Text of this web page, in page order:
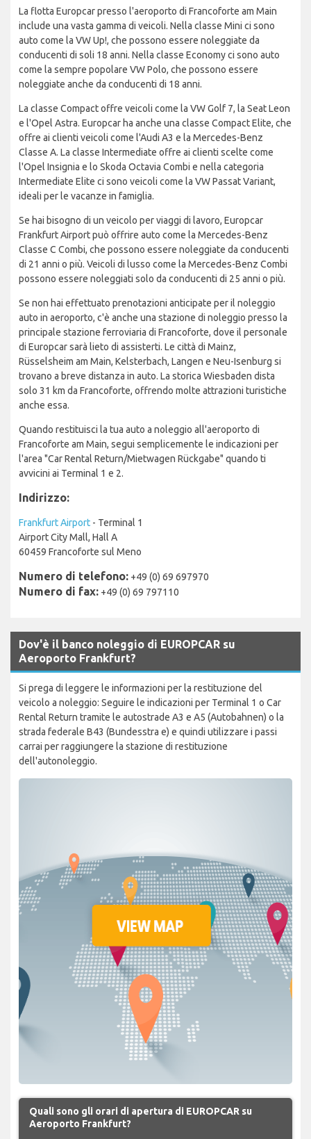
La flotta Europcar presso l'aeroporto di Francoforte am Main
include una vasta gamma di veicoli. Nella classe Mini ci sono
auto come la VW Up!, che possono essere noleggiate da
conducenti di soli 18 anni. Nella classe Economy ci sono auto
come la sempre popolare VW Polo, che possono essere
noleggiate anche da conducenti di 18 anni.
La classe Compact offre veicoli come la VW Golf 7, la Seat Leon
e l'Opel Astra. Europcar ha anche una classe Compact Elite, che
offre ai clienti veicoli come l'Audi A3 e la Mercedes-Benz
Classe A. La classe Intermediate offre ai clienti scelte come
l'Opel Insignia e lo Skoda Octavia Combi e nella categoria
Intermediate Elite ci sono veicoli come la VW Passat Variant,
ideali per le vacanze in famiglia.
Se hai bisogno di un veicolo per viaggi di lavoro, Europcar
Frankfurt Airport può offrire auto come la Mercedes-Benz
Classe C Combi, che possono essere noleggiate da conducenti
di 21 anni o più. Veicoli di lusso come la Mercedes-Benz Combi
possono essere noleggiati solo da conducenti di 25 anni o più.
Se non hai effettuato prenotazioni anticipate per il noleggio
auto in aeroporto, c'è anche una stazione di noleggio presso la
principale stazione ferroviaria di Francoforte, dove il personale
di Europcar sarà lieto di assisterti. Le città di Mainz,
Rüsselsheim am Main, Kelsterbach, Langen e Neu-Isenburg si
trovano a breve distanza in auto. La storica Wiesbaden dista
solo 31 km da Francoforte, offrendo molte attrazioni turistiche
anche essa.
Quando restituisci la tua auto a noleggio all'aeroporto di
Francoforte am Main, segui semplicemente le indicazioni per
l'area "Car Rental Return/Mietwagen Rückgabe" quando ti
avvicini ai Terminal 1 e 2.
Indirizzo:
Frankfurt Airport - Terminal 1
Airport City Mall, Hall A
60459 Francoforte sul Meno
Numero di telefono: +49 (0) 69 697970
Numero di fax: +49 (0) 69 797110
Dov'è il banco noleggio di EUROPCAR su
Aeroporto Frankfurt?
Si prega di leggere le informazioni per la restituzione del
veicolo a noleggio: Seguire le indicazioni per Terminal 1 o Car
Rental Return tramite le autostrade A3 e A5 (Autobahnen) o la
strada federale B43 (Bundesstra e) e quindi utilizzare i passi
carrai per raggiungere la stazione di restituzione
dell'autonoleggio.
Quali sono gli orari di apertura di EUROPCAR su
Aeroporto Frankfurt?